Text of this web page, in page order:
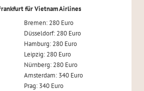
für Vietnam Airlines
Bremen: 280 Euro
Düsseldorf: 280 Euro
Hamburg: 280 Euro
Leipzig: 280 Euro
Nürnberg: 280 Euro
Amsterdam: 340 Euro
Prag: 340 Euro